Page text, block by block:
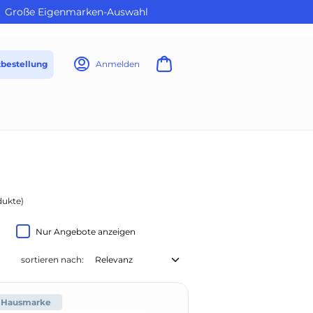
Große Eigenmarken-Auswahl
Anmelden
Nur Angebote anzeigen
DE Healthcare (6)
Fripa (4)
sortieren nach:
Hausmarke